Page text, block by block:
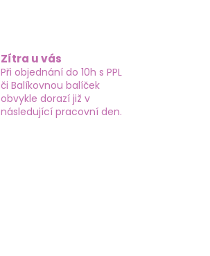
Zítra u vás
Při objednání do 10h s PPL
či Balíkovnou balíček
obvykle dorazí již v
následující pracovní den.